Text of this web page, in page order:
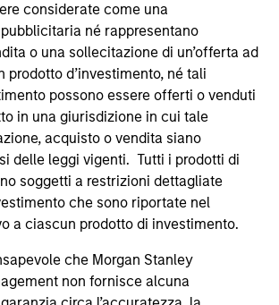
considerate come una
né rappresentano
o una sollecitazione di un’offerta ad
prodotto d’investimento, né tali
possono essere offerti o venduti
in una giurisdizione in cui tale
acquisto o vendita siano
delle leggi vigenti. Tutti i prodotti di
soggetti a restrizioni dettagliate
che sono riportate nel
a ciascun prodotto di investimento.
che Morgan Stanley
non fornisce alcuna
High Quality Calvert Equity
large-cap growth, responsible
managed in partnership
Research and Management that
in companies with a
history of consistent growth
in earnings with equities selling
value.
High Quality Focused